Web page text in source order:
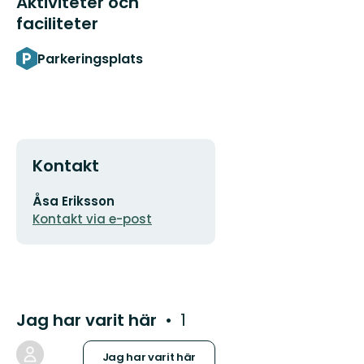
faciliteter
Parkeringsplats
Kontakt
E-
postadress
Åsa Eriksson
Kontakt via e-post
Jag har varit här 1
Jag har varit här